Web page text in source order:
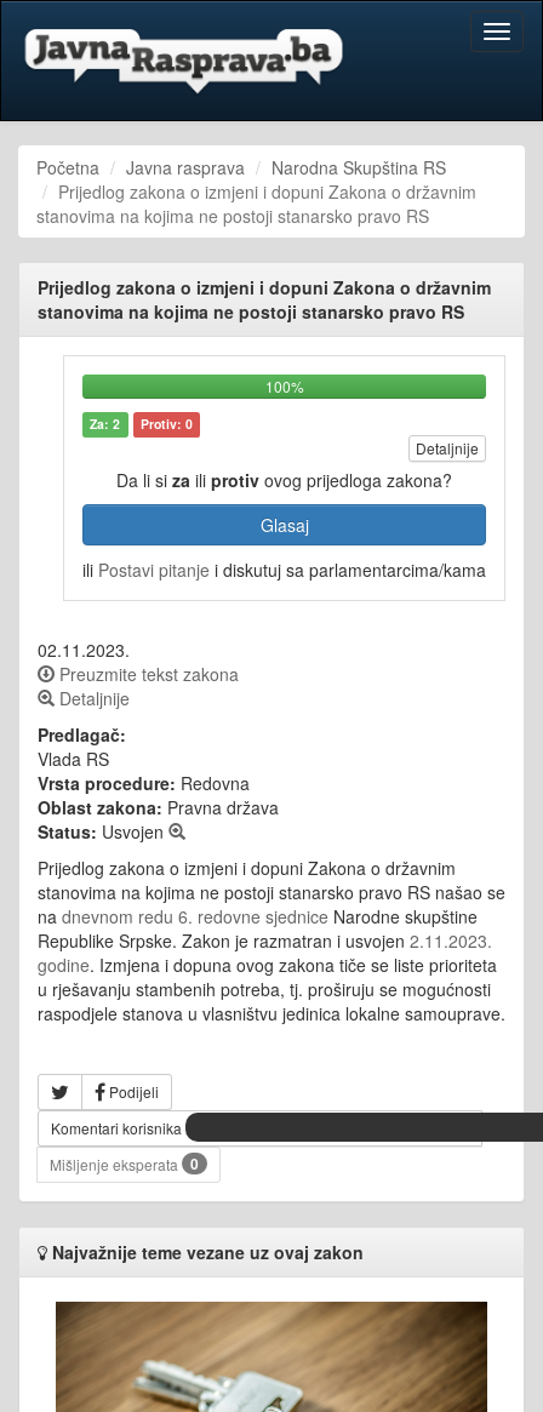
Početna Javna rasprava
Narodna Skupština RS
Prijedlog zakona o izmjeni i dopuni Zakona o državnim
stanovima na kojima ne postoji stanarsko pravo RS
Prijedlog zakona o izmjeni i dopuni Zakona o državnim
stanovima na kojima ne postoji stanarsko pravo RS
100%
Za: 2 Protiv: 0
Detaljnije
Da li si za ili protiv ovog prijedloga zakona?
Glasaj
ili Postavi pitanje i diskutuj sa parlamentarcima/kama
02.11.2023.
Preuzmite tekst zakona
Detaljnije
Predlagač:
Vlada RS
Vrsta procedure: Redovna
Oblast zakona: Pravna država
Status: Usvojen
Prijedlog zakona o izmjeni i dopuni Zakona o državnim
stanovima na kojima ne postoji stanarsko pravo RS našao se
na dnevnom redu 6. redovne sjednice Narodne skupštine
Republike Srpske. Zakon je razmatran i usvojen 2.11.2023.
godine. Izmjena i dopuna ovog zakona tiče se liste prioriteta
u rješavanju stambenih potreba, tj. proširuju se mogućnosti
raspodjele stanova u vlasništvu jedinica lokalne samouprave.
Podijeli
Komentari korisnika
Mišljenje eksperata
0
Najvažnije teme vezane uz ovaj zakon